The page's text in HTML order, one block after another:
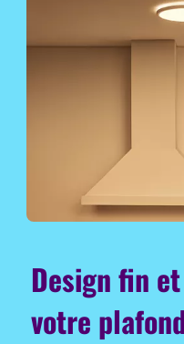
Design fin
votre